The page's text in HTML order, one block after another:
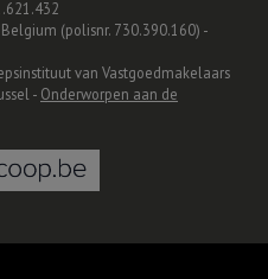
(polisnr. 730.390.160) -
van Vastgoedmakelaars
- Onderworpen aan de